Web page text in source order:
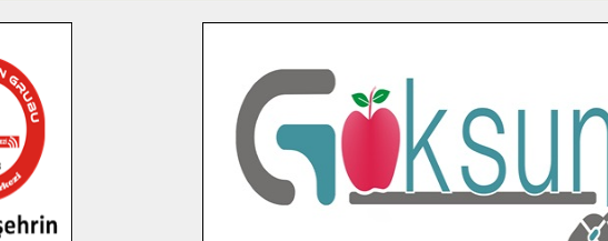
İlçe Jandarma Komutanı Karakaya’dan Başkan
Bertiz’in Yeni Köprüsünde Sona Doğru.